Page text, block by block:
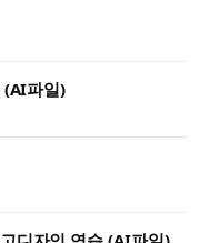
(AI파일)